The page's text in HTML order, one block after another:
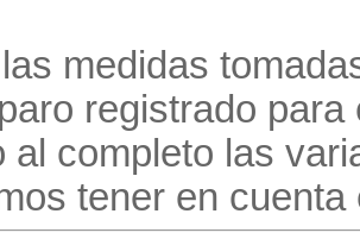
medidas
registrado
al completo las
tener en